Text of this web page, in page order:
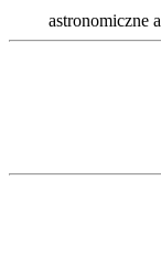
astronomiczne